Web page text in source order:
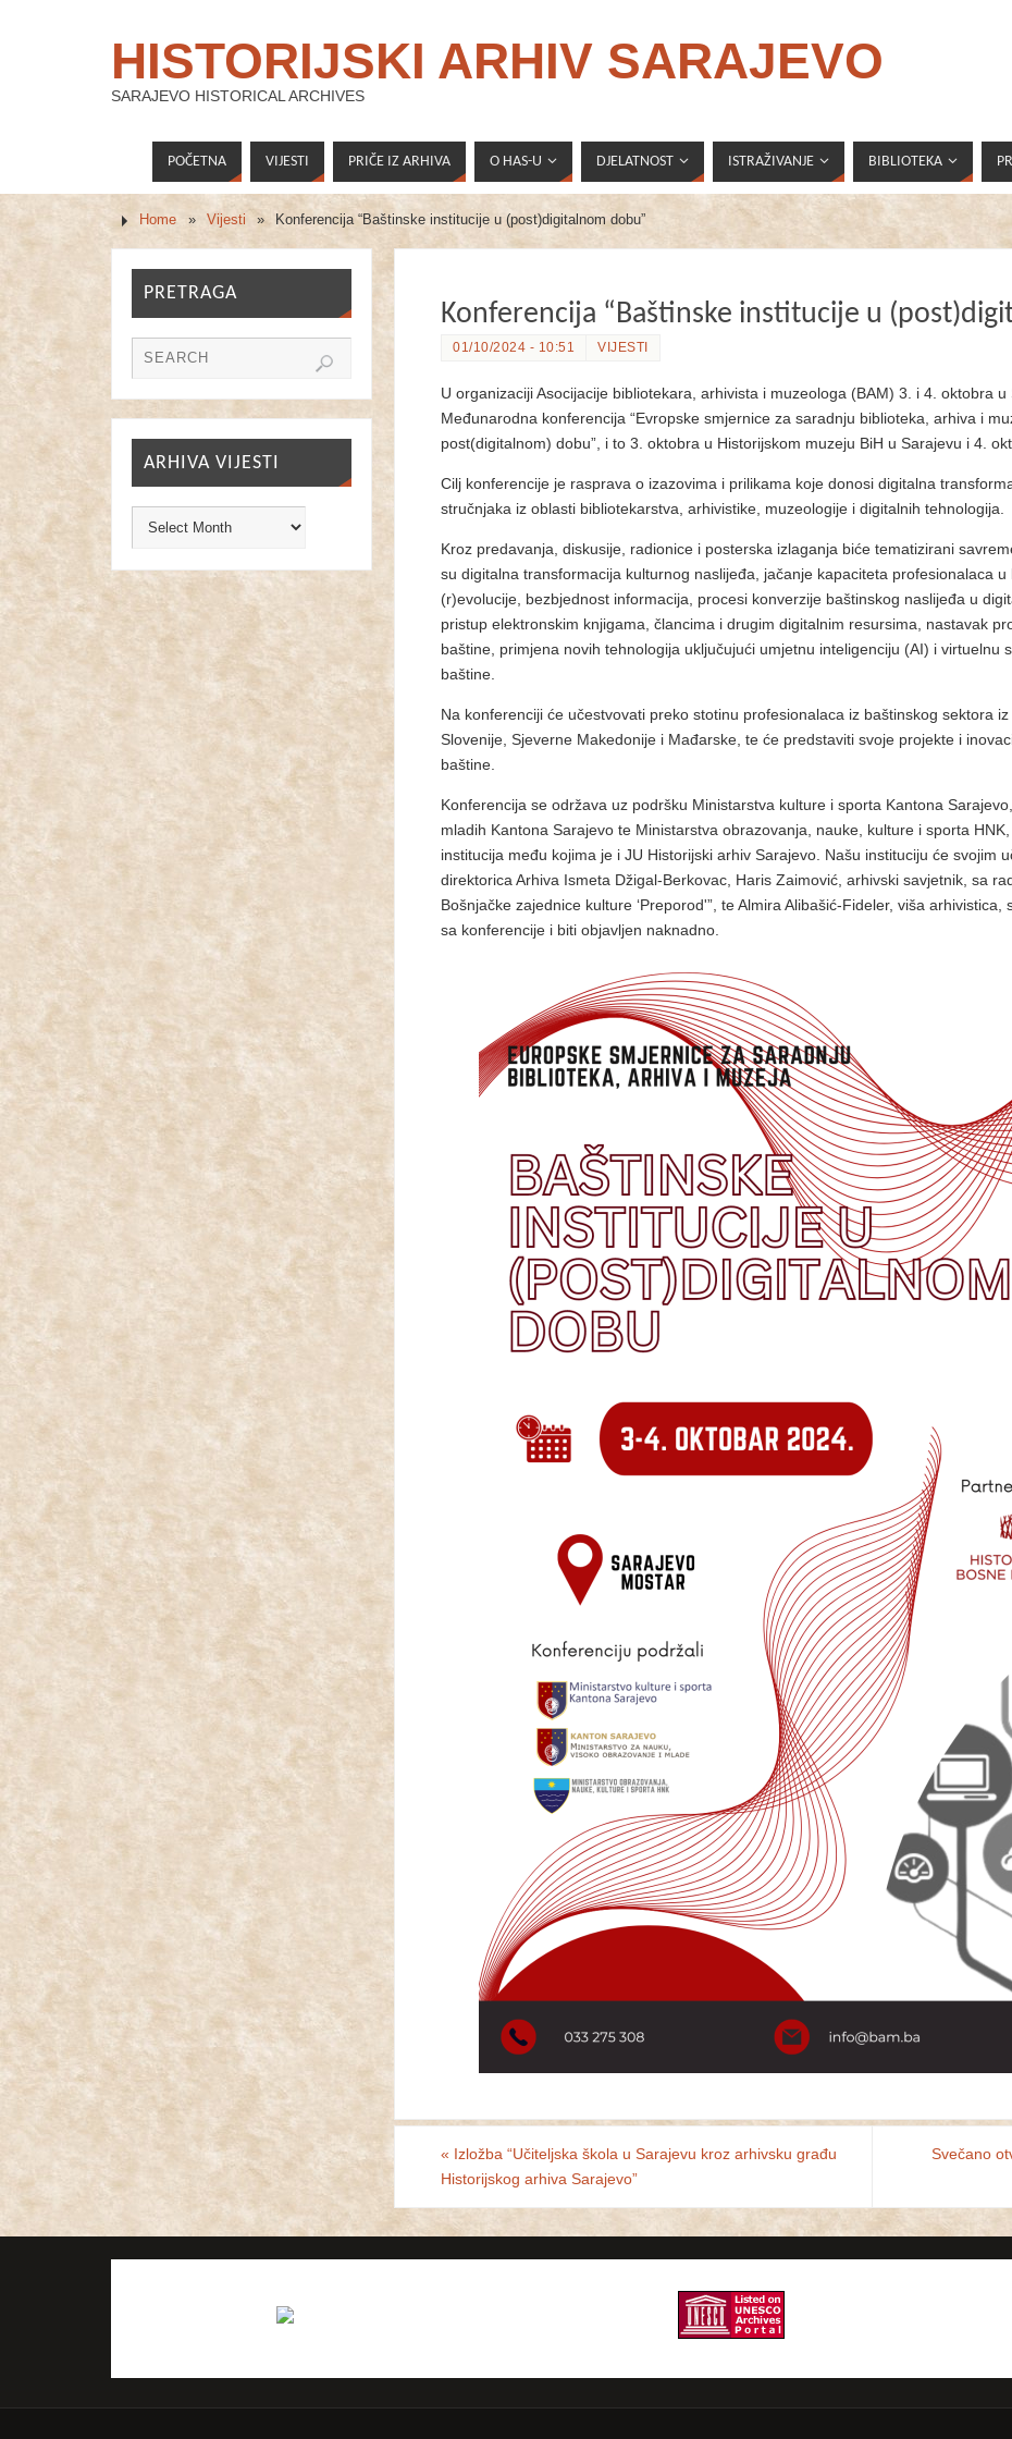
HISTORIJSKI ARHIV SARAJEVO
SARAJEVO HISTORICAL ARCHIVES
POČETNA VIJESTI PRIČE IZ ARHIVA O HAS-U DJELATNOST ISTRAŽIVANJE BIBLIOTEKA
Home » Vijesti » Konferencija “Baštinske institucije u (post)digitalnom dobu”
Konferencija “Baštinske institucije u
01/10/2024 - 10:51 VIJESTI
U organizaciji Asocijacije bibliotekara, arhivista i muzeologa (BAM) 3. i 4. oktobra u
Međunarodna konferencija “Evropske smjernice za saradnju biblioteka, arhiva i
post(digitalnom) dobu”, i to 3. oktobra u Historijskom muzeju BiH u Sarajevu i 4.
Cilj konferencije je rasprava o izazovima i prilikama koje donosi digitalna
stručnjaka iz oblasti bibliotekarstva, arhivistike, muzeologije i digitalnih tehnologija.
Kroz predavanja, diskusije, radionice i posterska izlaganja biće tematizirani
su digitalna transformacija kulturnog naslijeđa, jačanje kapaciteta profesionalaca
(r)evolucije, bezbjednost informacija, procesi konverzije baštinskog naslijeđa u
pristup elektronskim knjigama, člancima i drugim digitalnim resursima, nastavak
baštine, primjena novih tehnologija uključujući umjetnu inteligenciju (AI) i virtuelnu
baštine.
Na konferenciji će učestvovati preko stotinu profesionalaca iz baštinskog sektora
Slovenije, Sjeverne Makedonije i Mađarske, te će predstaviti svoje projekte i
baštine.
Konferencija se održava uz podršku Ministarstva kulture i sporta Kantona
mladih Kantona Sarajevo te Ministarstva obrazovanja, nauke, kulture i sporta
institucija među kojima je i JU Historijski arhiv Sarajevo. Našu instituciju će svojim
direktorica Arhiva Ismeta Džigal-Berkovac, Haris Zaimović, arhivski savjetnik, sa
Bošnjačke zajednice kulture ‘Preporod'”, te Almira Alibašić-Fideler, viša
sa konferencije i biti objavljen naknadno.
« Izložba “Učiteljska škola u Sarajevu kroz arhivsku građu
Historijskog arhiva Sarajevo”
Svečano
PRETRAGA
ARHIVA VIJESTI